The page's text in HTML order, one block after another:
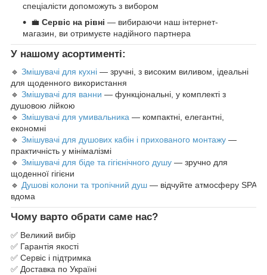
спеціалісти допоможуть з вибором
💼 Сервіс на рівні — вибираючи наш інтернет-
магазин, ви отримуєте надійного партнера
У нашому асортименті:
🔹 Змішувачі для кухні — зручні, з високим виливом, ідеальні
для щоденного використання
🔹 Змішувачі для ванни — функціональні, у комплекті з
душовою лійкою
🔹 Змішувачі для умивальника — компактні, елегантні,
економні
🔹 Змішувачі для душових кабін і прихованого монтажу —
практичність у мінімалізмі
🔹 Змішувачі для біде та гігієнічного душу — зручно для
щоденної гігієни
🔹 Душові колони та тропічний душ — відчуйте атмосферу SPA
вдома
Чому варто обрати саме нас?
✅ Великий вибір
✅ Гарантія якості
✅ Сервіс і підтримка
✅ Доставка по Україні